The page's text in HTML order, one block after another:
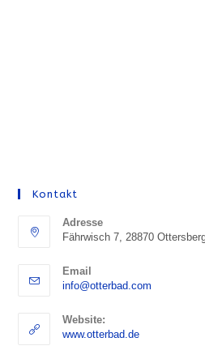
Kontakt
Adresse
Fährwisch 7, 28870
Email
info@otterbad.com
Website:
www.otterbad.de